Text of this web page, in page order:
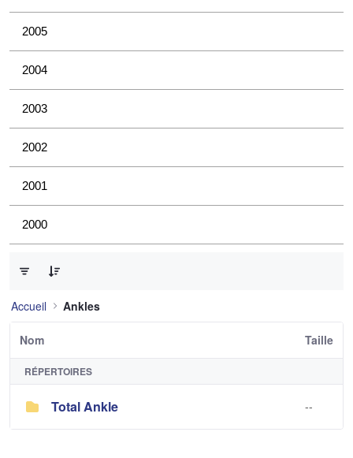
2005
2004
2003
2002
2001
2000
Accueil Ankles
Nom Taille
RÉPERTOIRES
Total Ankle --